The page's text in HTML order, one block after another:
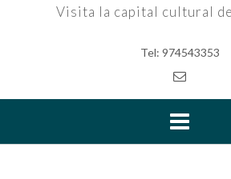
Visita la capital cultural
Tel: 974543353